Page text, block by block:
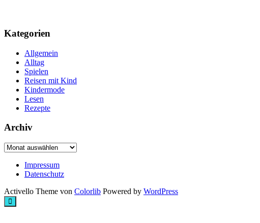
Kategorien
Allgemein
Alltag
Spielen
Reisen mit Kind
Kindermode
Lesen
Rezepte
Archiv
Archiv
Impressum
Datenschutz
Activello Theme von Colorlib Powered by WordPress